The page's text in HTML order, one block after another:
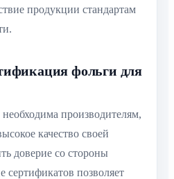
продукции стандартам
фольги для
производителям,
качество своей
доверие со стороны
сертификатов позволяет